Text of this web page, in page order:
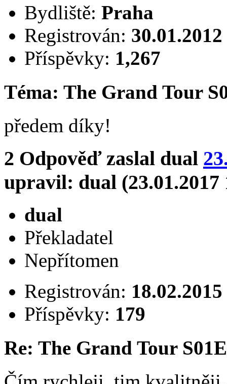
Bydliště: Praha
Registrován: 30.01.2012
Příspěvky: 1,267
Téma: The Grand Tour
předem díky!
2 Odpověď zaslal dual
upravil: dual (23.01.2017
dual
Překladatel
Nepřítomen
Registrován: 18.02.2015
Příspěvky: 179
Re: The Grand Tour